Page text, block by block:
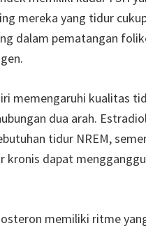
mereka yang tidur
dalam pematangan
memengaruhi kualitas
dua arah.
tidur NREM,
kronis dapat
memiliki ritme